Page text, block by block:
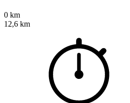
0 km
12,6 km